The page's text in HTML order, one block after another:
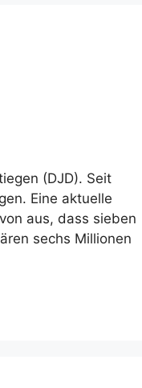
(DJD). Seit
Eine aktuelle
aus, dass sieben
sechs Millionen